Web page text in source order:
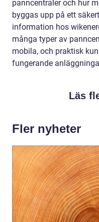
panncentraler och hur
byggas upp på ett
information hos
många typer av
mobila, och praktisk
fungerande
Läs
Fler nyheter